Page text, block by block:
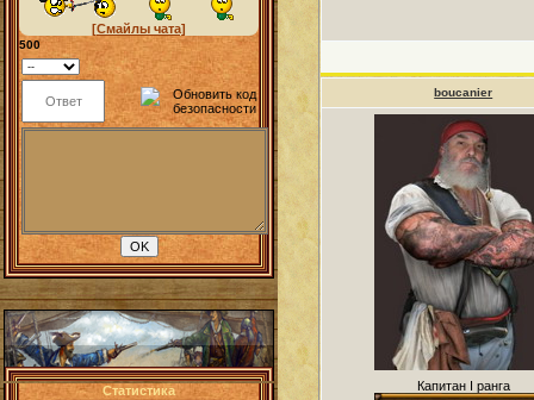
[Смайлы чата]
500
Статистика
boucanier
Капитан I ранга